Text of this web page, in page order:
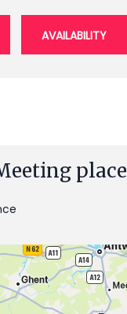
AVAILABILITY
place